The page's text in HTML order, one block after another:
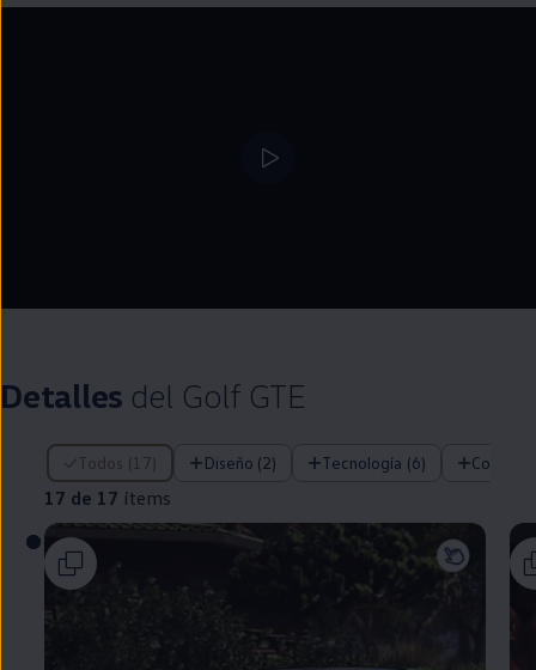
Detalles del Golf GTE
Todos (17) Diseño (2) Tecnología (6) Confort
17 de 17 ítems
17 de 17 ítems